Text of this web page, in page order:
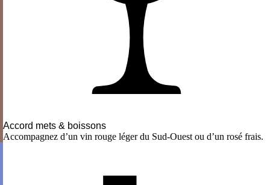
Accord mets & boissons
Accompagnez d’un vin rouge léger du Sud-Ouest ou d’un rosé frais.